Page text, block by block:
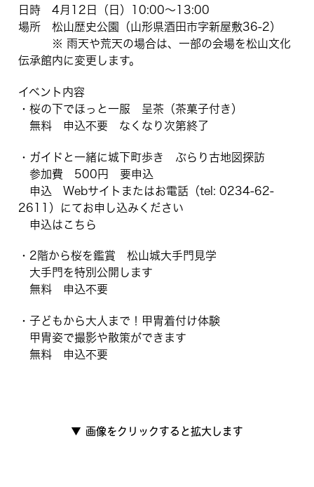
日時 4月12日（日）10:00〜13:00
場所 松山歴史公園（山形県酒田市字新屋敷36-2）
※ 雨天や荒天の場合は、一部の会場を松山文化
伝承館内に変更します。
イベント内容
・桜の下でほっと一服 呈茶（茶菓子付き）
無料 申込不要 なくなり次第終了
・ガイドと一緒に城下町歩き ぶらり古地図探訪
参加費 500円 要申込
申込 Webサイトまたはお電話（tel: 0234-62-
2611）にてお申し込みください
申込はこちら
・2階から桜を鑑賞 松山城大手門見学
大手門を特別公開します
無料 申込不要
・子どもから大人まで！甲冑着付け体験
甲冑姿で撮影や散策ができます
無料 申込不要
▼ 画像をクリックすると拡大します